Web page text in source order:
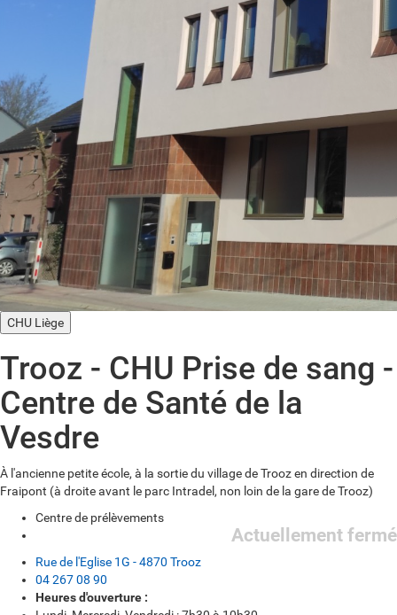
CHU Liège
Trooz - CHU Prise de sang -
Centre de Santé de la
Vesdre
À l'ancienne petite école, à la sortie du village de Trooz en direction de
Fraipont (à droite avant le parc Intradel, non loin de la gare de Trooz)
Centre de prélèvements
Actuellement fermé
Rue de l'Eglise 1G - 4870 Trooz
04 267 08 90
Heures d'ouverture :